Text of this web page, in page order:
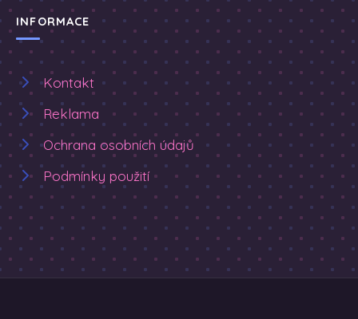
INFORMACE
Kontakt
Reklama
Ochrana osobních údajů
Podmínky použití